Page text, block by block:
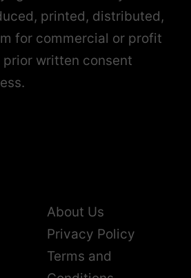
printed, distributed,
for commercial or profit
written consent
About Us
Privacy Policy
Terms and